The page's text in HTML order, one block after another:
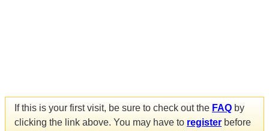
If this is your first visit, be sure to check out the FAQ by
clicking the link above. You may have to register before